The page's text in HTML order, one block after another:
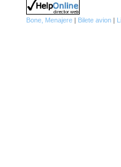
Bone, Menajere | Bilete avion |